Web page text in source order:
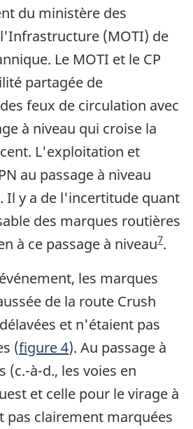
du ministère des
(MOTI) de
Le MOTI et le CP
partagée de
feux de circulation avec
à niveau qui croise la
L'exploitation et
au passage à niveau
Il y a de l'incertitude quant
des marques routières
à ce passage à niveau
Note de bas de page
7.
les marques
de la route Crush
et n'étaient pas
(figure 4). Au passage à
(c.-à-d., les voies en
et celle pour le virage à
pas clairement marquées